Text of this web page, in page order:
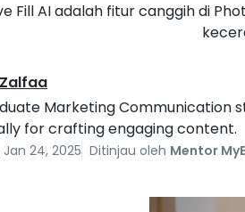
Fill AI adalah fitur canggih di
Marketing Communication
for crafting engaging content.
24, 2025 Ditinjau oleh Mentor